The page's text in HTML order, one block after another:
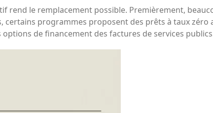
rend le remplacement possible. Premièrement,
certains programmes proposent des prêts à taux
de financement des factures de services